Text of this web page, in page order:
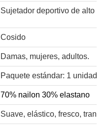
Sujetador deportivo de alto
Cosido
Damas, mujeres, adultos.
Paquete estándar: 1 unidad/
70% nailon 30% elastano
Suave, elástico, fresco,